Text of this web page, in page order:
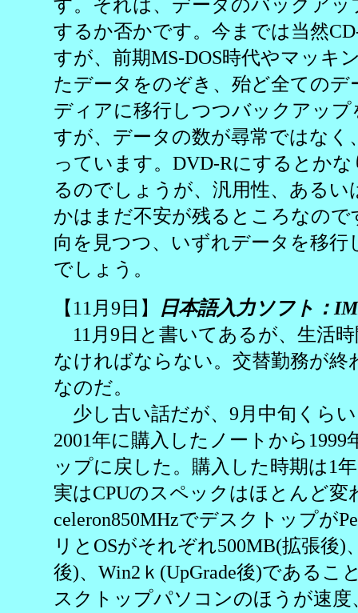
す。それは、データのバックア
するか否かです。今までは当然
すが、前期MS-DOS時代やマッキ
たデータをのぞき、殆ど全ての
ディアに移行しつつバックアッ
すが、データの数が尋常ではなく
っています。DVD-Rにするとか
るのでしょうが、汎用性、ある
かはまだ不安が残るところなので
向を見つつ、いずれデータを移
でしょう。
【11月9日】
日本語入力ソフト：
11月9日と書いてあるが、生活
なければならない。交替勤務が
なのだ。
少し古い話だが、9月中旬くら
2001年に購入したノートから
ップに戻した。購入した時期は1
実はCPUのスペックはほとんど
celeron850MHzでデスクトップが
リとOSがそれぞれ500MB(拡張後)
後)、Win2ｋ(UpGrade後)であるこ
スクトップパソコンのほうが速